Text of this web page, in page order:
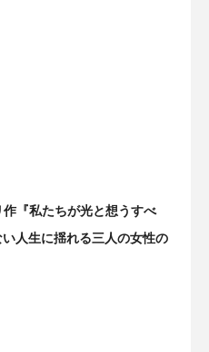
『私たちが光と想うすべ
人生に揺れる三人の女性の